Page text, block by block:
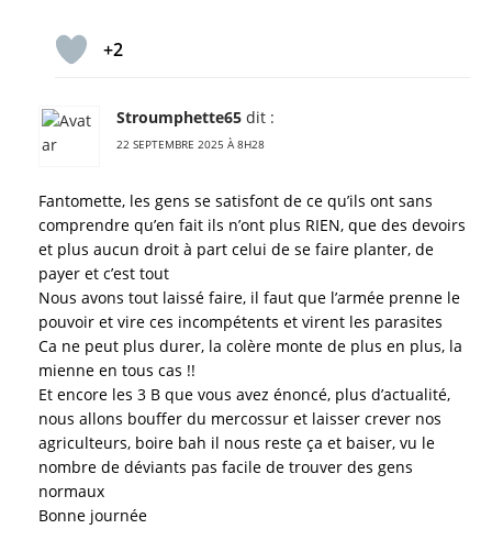
+2
Stroumphette65 dit :
22 SEPTEMBRE 2025 À 8H28
Fantomette, les gens se satisfont de ce qu’ils ont sans
comprendre qu’en fait ils n’ont plus RIEN, que des devoirs
et plus aucun droit à part celui de se faire planter, de
payer et c’est tout
Nous avons tout laissé faire, il faut que l’armée prenne le
pouvoir et vire ces incompétents et virent les parasites
Ca ne peut plus durer, la colère monte de plus en plus, la
mienne en tous cas !!
Et encore les 3 B que vous avez énoncé, plus d’actualité,
nous allons bouffer du mercossur et laisser crever nos
agriculteurs, boire bah il nous reste ça et baiser, vu le
nombre de déviants pas facile de trouver des gens
normaux
Bonne journée